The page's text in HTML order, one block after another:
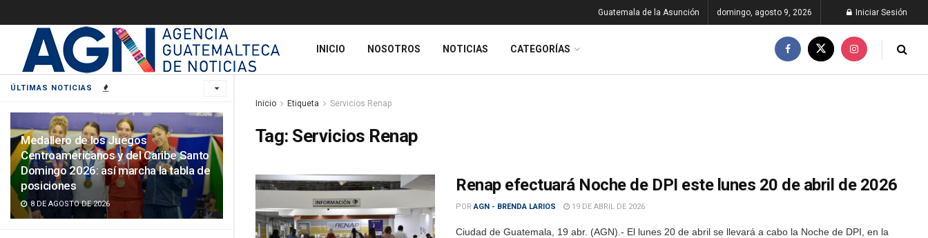
ÚLTIMAS NOTICIAS
Medallero de los Juegos
Centroamericanos y del Caribe Santo
Domingo 2026: así marcha la tabla de
posiciones
8 DE AGOSTO DE 2026
Guatemala de la Asunción domingo, agosto 9, 2026 Iniciar Sesión
INICIO NOSOTROS NOTICIAS CATEGORÍAS
Inicio Etiqueta Servicios Renap
Tag: Servicios Renap
Renap efectuará Noche de DPI este lunes 20 de abril de 2026
POR AGN - BRENDA LARIOS 19 DE ABRIL DE 2026
Ciudad de Guatemala, 19 abr. (AGN).- El lunes 20 de abril se llevará a cabo la Noche de DPI, en la